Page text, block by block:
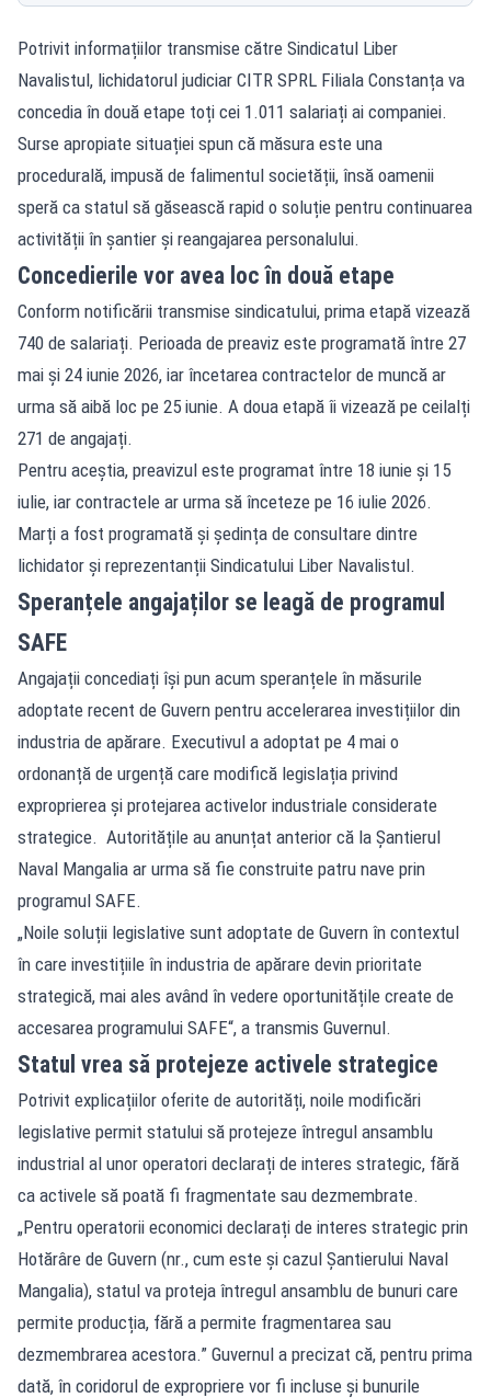
Potrivit informațiilor transmise către Sindicatul Liber
Navalistul, lichidatorul judiciar CITR SPRL Filiala Constanța va
concedia în două etape toți cei 1.011 salariați ai companiei.
Surse apropiate situației spun că măsura este una
procedurală, impusă de falimentul societății, însă oamenii
speră ca statul să găsească rapid o soluție pentru continuarea
activității în șantier și reangajarea personalului.
Concedierile vor avea loc în două etape
Conform notificării transmise sindicatului, prima etapă vizează
740 de salariați. Perioada de preaviz este programată între 27
mai și 24 iunie 2026, iar încetarea contractelor de muncă ar
urma să aibă loc pe 25 iunie. A doua etapă îi vizează pe ceilalți
271 de angajați.
Pentru aceștia, preavizul este programat între 18 iunie și 15
iulie, iar contractele ar urma să înceteze pe 16 iulie 2026.
Marți a fost programată și ședința de consultare dintre
lichidator și reprezentanții Sindicatului Liber Navalistul.
Speranțele angajaților se leagă de programul
SAFE
Angajații concediați își pun acum speranțele în măsurile
adoptate recent de Guvern pentru accelerarea investițiilor din
industria de apărare. Executivul a adoptat pe 4 mai o
ordonanță de urgență care modifică legislația privind
exproprierea și protejarea activelor industriale considerate
strategice. Autoritățile au anunțat anterior că la Șantierul
Naval Mangalia ar urma să fie construite patru nave prin
programul SAFE.
„Noile soluții legislative sunt adoptate de Guvern în contextul
în care investițiile în industria de apărare devin prioritate
strategică, mai ales având în vedere oportunitățile create de
accesarea programului SAFE“, a transmis Guvernul.
Statul vrea să protejeze activele strategice
Potrivit explicațiilor oferite de autorități, noile modificări
legislative permit statului să protejeze întregul ansamblu
industrial al unor operatori declarați de interes strategic, fără
ca activele să poată fi fragmentate sau dezmembrate.
„Pentru operatorii economici declarați de interes strategic prin
Hotărâre de Guvern (nr., cum este și cazul Șantierului Naval
Mangalia), statul va proteja întregul ansamblu de bunuri care
permite producția, fără a permite fragmentarea sau
dezmembrarea acestora.” Guvernul a precizat că, pentru prima
dată, în coridorul de expropriere vor fi incluse și bunurile